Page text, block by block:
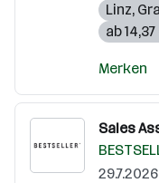
Linz,
ab
Merken
Sales
29.7.2026